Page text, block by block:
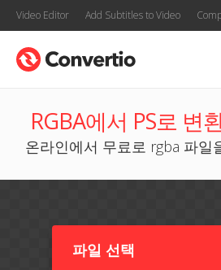
Video Editor Add Subtitles to Video
RGBA에서 PS로 변
온라인에서 무료로 rgba 파일
파일 선택